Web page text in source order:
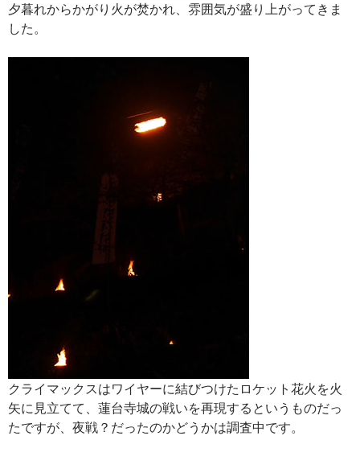
夕暮れからかがり火が焚かれ、雰囲気が盛り上がってきま
した。
クライマックスはワイヤーに結びつけたロケット花火を火
矢に見立てて、蓮台寺城の戦いを再現するというものだっ
たですが、夜戦？だったのかどうかは調査中です。